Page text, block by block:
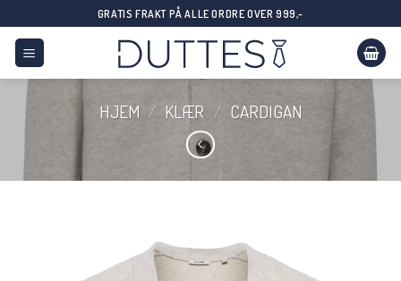
to
content
GRATIS FRAKT PÅ ALLE ORDRE OVER 999,-
HJEM / KLÆR / CARDIGAN